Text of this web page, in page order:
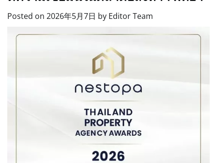
Posted on 2026年5月7日 by Editor Team